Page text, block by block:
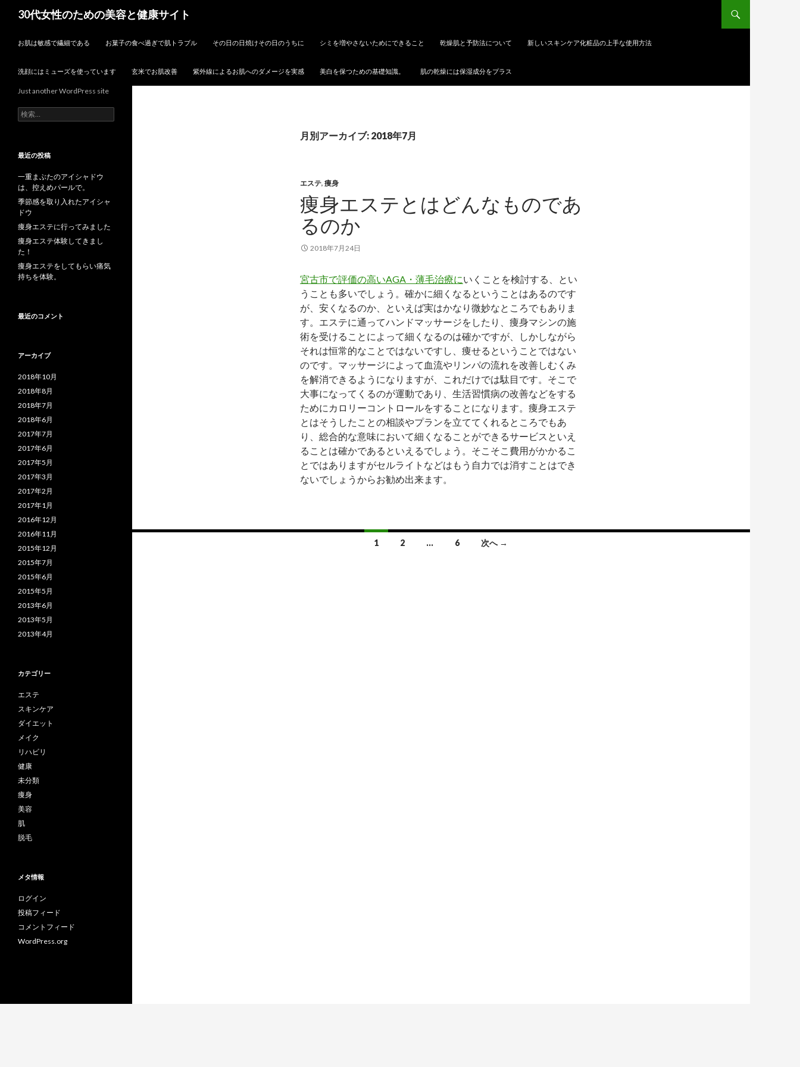
30代女性のための美容と健康サイト
お肌は敏感で繊細である
お菓子の食べ過ぎで肌トラブル その日の日焼けその日のうちに シミを増やさないためにできること 乾燥肌と予防法について 新しいスキンケア化粧品の上手な使用方法
洗顔にはミューズを使っています 玄米でお肌改善 紫外線によるお肌へのダメージを実感 美白を保つための基礎知識。 肌の乾燥には保湿成分をプラス
月別アーカイブ: 2018年7月
エステ, 痩身
痩身エステとはどんなものであ
るのか
2018年7月24日
宮古市で評価の高いAGA・薄毛治療にいくことを検討する、とい
うことも多いでしょう。確かに細くなるということはあるのです
が、安くなるのか、といえば実はかなり微妙なところでもありま
す。エステに通ってハンドマッサージをしたり、痩身マシンの施
術を受けることによって細くなるのは確かですが、しかしながら
それは恒常的なことではないですし、痩せるということではない
のです。マッサージによって血流やリンパの流れを改善しむくみ
を解消できるようになりますが、これだけでは駄目です。そこで
大事になってくるのが運動であり、生活習慣病の改善などをする
ためにカロリーコントロールをすることになります。痩身エステ
とはそうしたことの相談やプランを立ててくれるところでもあ
り、総合的な意味において細くなることができるサービスといえ
ることは確かであるといえるでしょう。そこそこ費用がかかるこ
とではありますがセルライトなどはもう自力では消すことはでき
ないでしょうからお勧め出来ます。
1 2 … 6 次へ →
Just another WordPress site
検
索:
最近の投稿
一重まぶたのアイシャドウ
は、控えめパールで。
季節感を取り入れたアイシャ
ドウ
痩身エステに行ってみました
痩身エステ体験してきまし
た！
痩身エステをしてもらい痛気
持ちを体験。
最近のコメント
アーカイブ
2018年10月
2018年8月
2018年7月
2018年6月
2017年7月
2017年6月
2017年5月
2017年3月
2017年2月
2017年1月
2016年12月
2016年11月
2015年12月
2015年7月
2015年6月
2015年5月
2013年6月
2013年5月
2013年4月
カテゴリー
エステ
スキンケア
ダイエット
メイク
リハビリ
健康
未分類
痩身
美容
肌
脱毛
メタ情報
ログイン
投稿フィード
コメントフィード
WordPress.org